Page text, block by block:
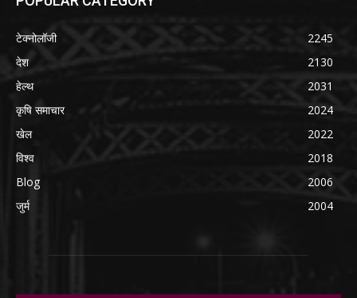
टेक्नोलॉजी
2245
देश
2130
हेल्थ
2031
कृषि समाचार
2024
खेल
2022
विश्व
2018
Blog
2006
जुर्म
2004